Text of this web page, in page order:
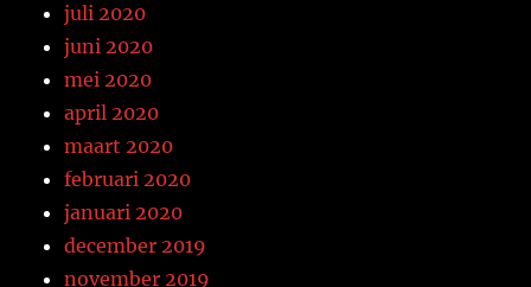
juli 2020
juni 2020
mei 2020
april 2020
maart 2020
februari 2020
januari 2020
december 2019
november 2019